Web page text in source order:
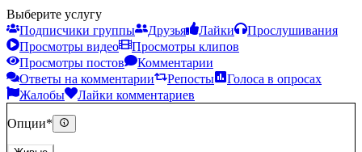
Выберите услугу
Подписчики группы
Друзья Лайки
Прослушивания
Просмотры видео
Просмотры клипов
Просмотры постов
Комментарии
Ответы на комментарии
Репосты
Голоса в опросах
Жалобы
Лайки комментариев
Опции*